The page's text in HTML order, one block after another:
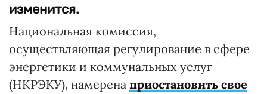
изменится.
Национальная комиссия,
осуществляющая регулирование в сфере
энергетики и коммунальных услуг
(НКРЭКУ), намерена приостановить свое